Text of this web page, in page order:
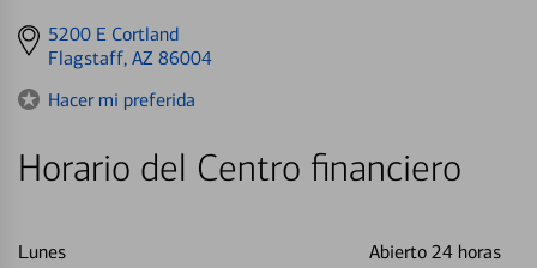
Get
directions
5200 E Cortland
Flagstaff, AZ 86004
Hacer mi preferida
Horario del Centro financiero
Lunes
Abierto 24 horas